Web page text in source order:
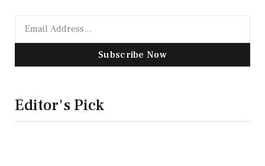
Subscribe Now
Editor's Pick